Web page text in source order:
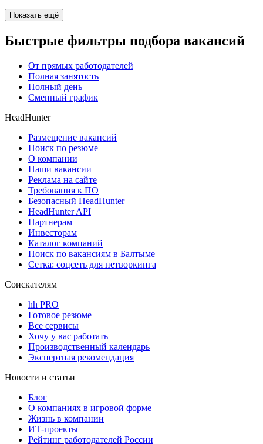
Показать ещё
Быстрые фильтры подбора вакансий
От прямых работодателей
Полная занятость
Полный день
Сменный график
HeadHunter
Размещение вакансий
Поиск по резюме
О компании
Наши вакансии
Реклама на сайте
Требования к ПО
Безопасный HeadHunter
HeadHunter API
Партнерам
Инвесторам
Каталог компаний
Поиск по вакансиям в Балтыме
Сетка: соцсеть для нетворкинга
Соискателям
hh PRO
Готовое резюме
Все сервисы
Хочу у вас работать
Производственный календарь
Экспертная рекомендация
Новости и статьи
Блог
О компаниях в игровой форме
Жизнь в компании
ИТ-проекты
Рейтинг работодателей России